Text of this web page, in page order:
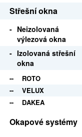
Střešní okna
Neizolovaná
výlezová okna
Izolovaná střešní
okna
ROTO
VELUX
DAKEA
Okapové systémy